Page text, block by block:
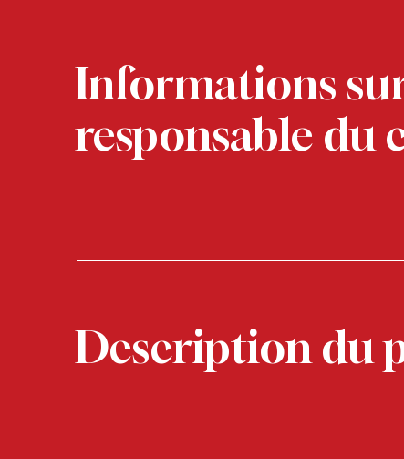
Informations
responsable du
Description du